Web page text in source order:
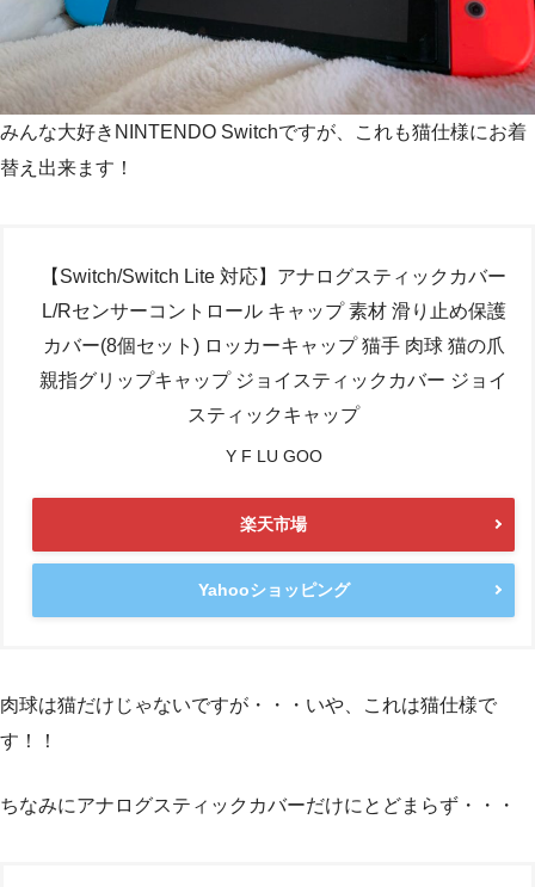
みんな大好きNINTENDO Switchですが、これも猫仕様にお着
替え出来ます！
【Switch/Switch Lite 対応】アナログスティックカバー
L/Rセンサーコントロール キャップ 素材 滑り止め保護
カバー(8個セット) ロッカーキャップ 猫手 肉球 猫の爪
親指グリップキャップ ジョイスティックカバー ジョイ
スティックキャップ
Y F LU GOO
楽天市場
Yahooショッピング
肉球は猫だけじゃないですが・・・いや、これは猫仕様で
す！！
ちなみにアナログスティックカバーだけにとどまらず・・・